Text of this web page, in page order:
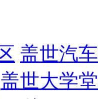
盖世汽
盖世大学堂